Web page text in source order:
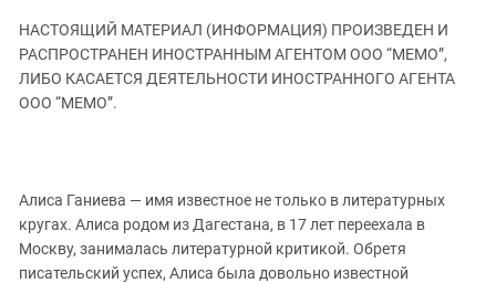
КАВКАЗ ЗА ПАЛЕСТИНУ
ИНАКОМЫСЛИЕ В ЧЕЧНЕ
ПРЕСЛЕДОВАНИЕ АКТИВИСТОВ
Ингушетия
Кабардино-Балкария
Нагорный Карабах
Российская Федерация
НАСТОЯЩИЙ МАТЕРИАЛ (ИНФОРМАЦИЯ) ПРОИЗВЕДЕН И
РАСПРОСТРАНЕН ИНОСТРАННЫМ АГЕНТОМ ООО “МЕМО”,
ЛИБО КАСАЕТСЯ ДЕЯТЕЛЬНОСТИ ИНОСТРАННОГО АГЕНТА
ООО “МЕМО”.
Алиса Ганиева — имя известное не только в литературных
кругах. Алиса родом из Дагестана, в 17 лет переехала в
Москву, занималась литературной критикой. Обретя
писательский успех, Алиса была довольно известной